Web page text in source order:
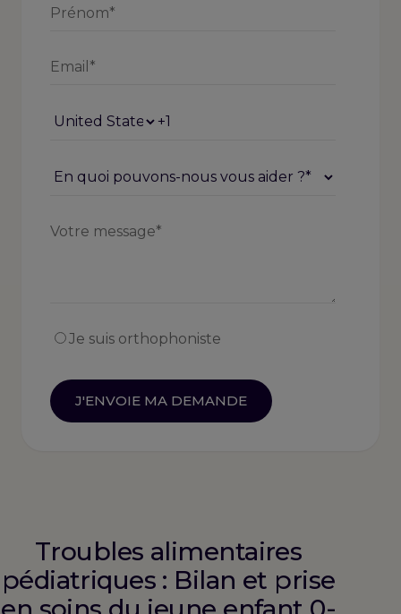
Je suis orthophoniste
Troubles alimentaires
pédiatriques : Bilan et prise